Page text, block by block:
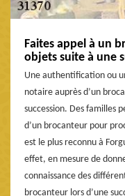
Faites appel à un
objets suite à une
Une authentification ou
notaire auprès d’un
succession. Des familles
d’un brocanteur pour
est le plus reconnu à
effet, en mesure de
connaissance des
brocanteur lors d’une